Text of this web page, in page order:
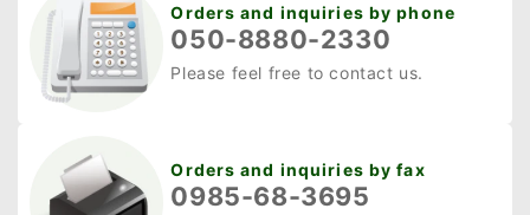
い野生動物は、カメラか
ら照射されるランプに驚
いて近づかなくなる恐れ
観察できません。その
Orders and inquiries by phone
050-8880-2330
Please feel free to contact us.
Orders and inquiries by fax
0985-68-3695